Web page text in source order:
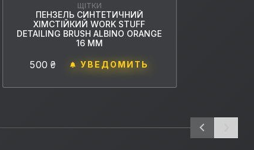
ЩІТКИ
ПЕНЗЕЛЬ СИНТЕТИЧНИЙ
ХІМСТІЙКИЙ WORK STUFF
DETAILING BRUSH ALBINO ORANGE
16 ММ
500 ₴ УВЕДОМИТЬ